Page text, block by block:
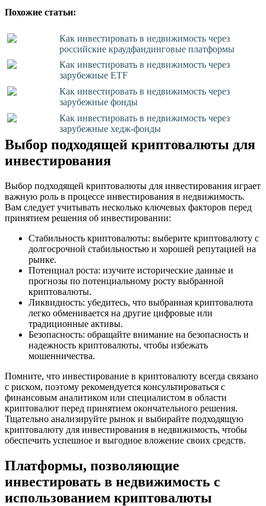
Похожие статьи:
Как инвестировать в недвижимость через
российские краудфандинговые платформы
Как инвестировать в недвижимость через
зарубежные ETF
Как инвестировать в недвижимость через
зарубежные фонды
Как инвестировать в недвижимость через
зарубежные хедж-фонды
Выбор подходящей криптовалюты для
инвестирования
Выбор подходящей криптовалюты для инвестирования играет
важную роль в процессе инвестирования в недвижимость.
Вам следует учитывать несколько ключевых факторов перед
принятием решения об инвестировании:
Стабильность криптовалюты: выберите криптовалюту с
долгосрочной стабильностью и хорошей репутацией на
рынке.
Потенциал роста: изучите исторические данные и
прогнозы по потенциальному росту выбранной
криптовалюты.
Ликвидность: убедитесь, что выбранная криптовалюта
легко обменивается на другие цифровые или
традиционные активы.
Безопасность: обращайте внимание на безопасность и
надежность криптовалюты, чтобы избежать
мошенничества.
Помните, что инвестирование в криптовалюту всегда связано
с риском, поэтому рекомендуется консультироваться с
финансовым аналитиком или специалистом в области
криптовалют перед принятием окончательного решения.
Тщательно анализируйте рынок и выбирайте подходящую
криптовалюту для инвестирования в недвижимость, чтобы
обеспечить успешное и выгодное вложение своих средств.
Платформы, позволяющие
инвестировать в недвижимость с
использованием криптовалюты